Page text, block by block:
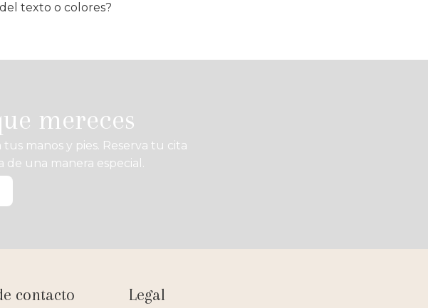
texto o colores?
mereces
manos y pies. Reserva tu cita
una manera especial.
contacto Legal